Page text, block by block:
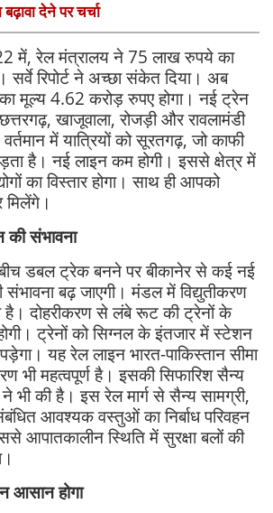
देने पर चर्चा
में, रेल मंत्रालय ने 75 लाख रुपये का
सर्वे रिपोर्ट ने अच्छा संकेत दिया। अब
मूल्य 4.62 करोड़ रुपए होगा। नई ट्रेन
खाजूवाला, रोजड़ी और रावलामंडी
में यात्रियों को सूरतगढ़, जो काफी
है। नई लाइन कम होगी। इससे क्षेत्र में
का विस्तार होगा। साथ ही आपको
संभावना
डबल ट्रेक बनने पर बीकानेर से कई नई
बढ़ जाएगी। मंडल में विद्युतीकरण
है। दोहरीकरण से लंबे रूट की ट्रेनों के
ट्रेनों को सिग्नल के इंतजार में स्टेशन
यह रेल लाइन भारत-पाकिस्तान सीमा
भी महत्वपूर्ण है। इसकी सिफारिश सैन्य
भी की है। इस रेल मार्ग से सैन्य सामग्री,
आवश्यक वस्तुओं का निर्बाध परिवहन
आपातकालीन स्थिति में सुरक्षा बलों की
आसान होगा